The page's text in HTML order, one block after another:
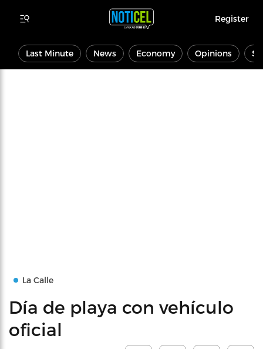
Register
Last Minute News Economy Opinions
La Calle
Día de playa con vehículo
oficial